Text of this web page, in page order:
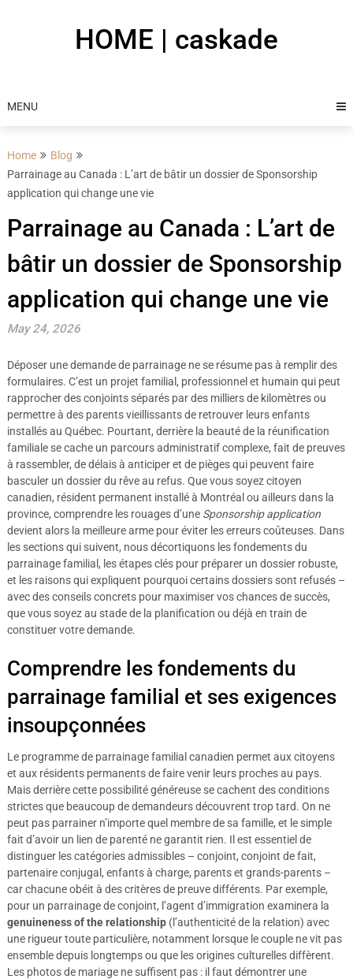
HOME | caskade
MENU
Home
Blog
Parrainage au Canada : L’art de bâtir un dossier de Sponsorship
application qui change une vie
Parrainage au Canada : L’art de
bâtir un dossier de Sponsorship
application qui change une vie
May 24, 2026
Déposer une demande de parrainage ne se résume pas à remplir des
formulaires. C’est un projet familial, professionnel et humain qui peut
rapprocher des conjoints séparés par des milliers de kilomètres ou
permettre à des parents vieillissants de retrouver leurs enfants
installés au Québec. Pourtant, derrière la beauté de la réunification
familiale se cache un parcours administratif complexe, fait de preuves
à rassembler, de délais à anticiper et de pièges qui peuvent faire
basculer un dossier du rêve au refus. Que vous soyez citoyen
canadien, résident permanent installé à Montréal ou ailleurs dans la
province, comprendre les rouages d’une Sponsorship application
devient alors la meilleure arme pour éviter les erreurs coûteuses. Dans
les sections qui suivent, nous décortiquons les fondements du
parrainage familial, les étapes clés pour préparer un dossier robuste,
et les raisons qui expliquent pourquoi certains dossiers sont refusés –
avec des conseils concrets pour maximiser vos chances de succès,
que vous soyez au stade de la planification ou déjà en train de
constituer votre demande.
Comprendre les fondements du
parrainage familial et ses exigences
insoupçonnées
Le programme de parrainage familial canadien permet aux citoyens
et aux résidents permanents de faire venir leurs proches au pays.
Mais derrière cette possibilité généreuse se cachent des conditions
strictes que beaucoup de demandeurs découvrent trop tard. On ne
peut pas parrainer n’importe quel membre de sa famille, et le simple
fait d’avoir un lien de parenté ne garantit rien. Il est essentiel de
distinguer les catégories admissibles – conjoint, conjoint de fait,
partenaire conjugal, enfants à charge, parents et grands-parents –
car chacune obéit à des critères de preuve différents. Par exemple,
pour un parrainage de conjoint, l’agent d’immigration examinera la
genuineness of the relationship(l’authenticité de la relation) avec
une rigueur toute particulière, notamment lorsque le couple ne vit pas
ensemble depuis longtemps ou que les origines culturelles diffèrent.
Les photos de mariage ne suffisent pas : il faut démontrer une